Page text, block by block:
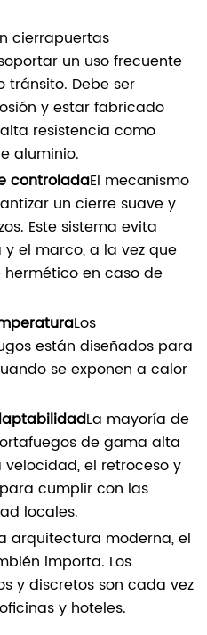
cierrapuertas
un uso frecuente
tránsito. Debe ser
y estar fabricado
resistencia como
aluminio.
controladaEl mecanismo
un cierre suave y
Este sistema evita
el marco, a la vez que
en caso de
Los
están diseñados para
se exponen a calor
La mayoría de
de gama alta
el retroceso y
cumplir con las
locales.
arquitectura moderna, el
importa. Los
y discretos son cada vez
y hoteles.